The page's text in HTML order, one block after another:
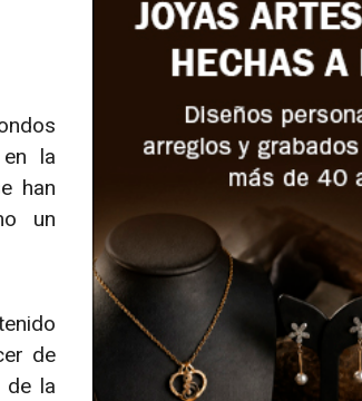
la
han
un
de
de la